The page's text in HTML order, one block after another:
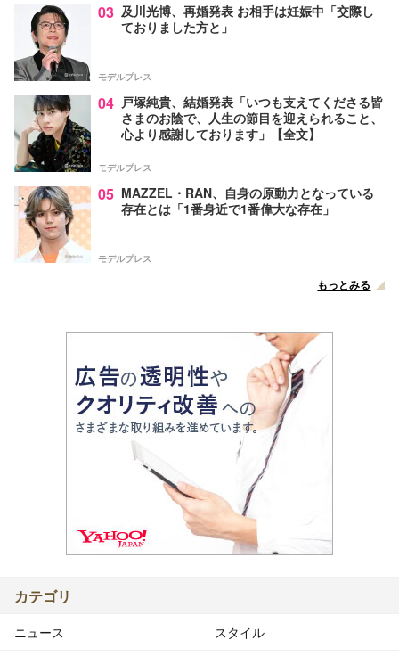
03 及川光博、再婚発表 お相手は妊娠中「交際し
ておりました方と」
モデルプレス
04 戸塚純貴、結婚発表「いつも支えてくださる皆
さまのお陰で、人生の節目を迎えられること、
心より感謝しております」【全文】
モデルプレス
05 MAZZEL・RAN、自身の原動力となっている
存在とは「1番身近で1番偉大な存在」
モデルプレス
もっとみる
カテゴリ
ニュース スタイル